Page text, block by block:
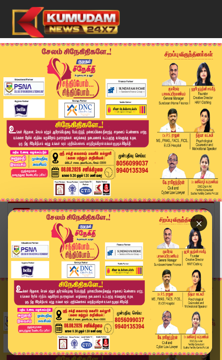
×
Home
வீடியோ ஸ்டோரி
600 MBBS இடங்கள் பறிபோனது எப்படி? – அமைச்சர் Ar...